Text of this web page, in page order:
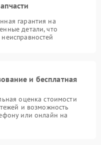
гарантия на
детали, что
и бесплатная
оценка стоимости
и возможность
или онлайн на